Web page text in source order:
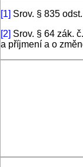
[1] Srov. § 835
[2] Srov. § 64 zák.
a příjmení a o